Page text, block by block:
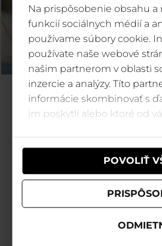
Na prispôsobenie obsahu a
funkcií sociálnych médií a
používame súbory cookie.
používate naše webové
našim partnerom v oblasti
inzercie a analýzy. Títo
informácie skombinovať s
im poskytli alebo ktoré od
POVOLIŤ